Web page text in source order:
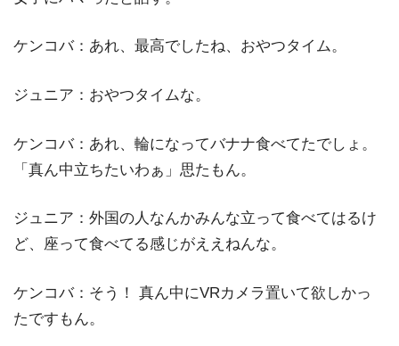
ケンコバ：あれ、最高でしたね、おやつタイム。
ジュニア：おやつタイムな。
ケンコバ：あれ、輪になってバナナ食べてたでしょ。
「真ん中立ちたいわぁ」思たもん。
ジュニア：外国の人なんかみんな立って食べてはるけ
ど、座って食べてる感じがええねんな。
ケンコバ：そう！ 真ん中にVRカメラ置いて欲しかっ
たですもん。